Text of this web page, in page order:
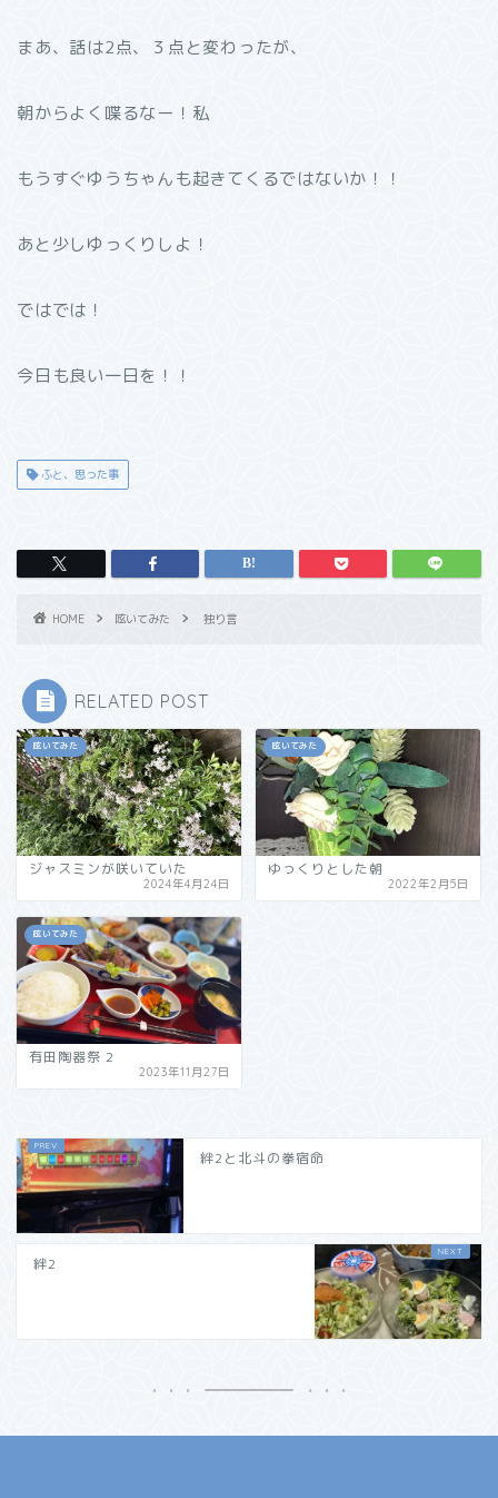
まあ、話は2点、３点と変わったが、
朝からよく喋るなー！私
もうすぐゆうちゃんも起きてくるではないか！！
あと少しゆっくりしよ！
ではでは！
今日も良い一日を！！
ふと、思った事
HOME 呟いてみた 独り言
RELATED POST
呟いてみた
ジャスミンが咲いていた
2024年4月24日
呟いてみた
ゆっくりとした朝
2022年2月5日
呟いてみた
有田陶器祭 2
2023年11月27日
絆2と北斗の拳宿命
絆2